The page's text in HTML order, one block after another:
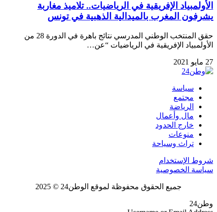
الأولمبياد الإفريقية في الرياضيات.. تلاميذ مغاربة
يشرفون المغرب بالميدالية الذهبية في تونس
حقق المنتخب الوطني المدرسي نتائج باهرة في الدورة 28 من
الأولمبياد الإفريقية في الرياضيات “عن…
27 مايو 2021
سياسة
مجتمع
الرياضة
مال وأعمال
خارج الحدود
منوعات
تراث وسياحة
شروط الإستخدام
سياسة الخصوصية
جميع الحقوق محفوظة لموقع الوطن24 © 2025
وطن24